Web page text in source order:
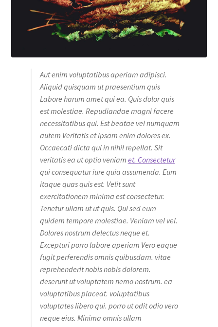
Aut enim voluptatibus aperiam adipisci.
Aliquid quisquam ut praesentium quis
Labore harum amet qui ea. Quis dolor quis
est molestiae. Repudiandae magni facere
necessitatibus qui. Est beatae vel numquam
autem Veritatis et ipsam enim dolores ex.
Occaecati dicta qui in nihil repellat. Sit
veritatis ea ut optio veniam et. Consectetur
qui consequatur iure quia assumenda. Eum
itaque quas quis est. Velit sunt
exercitationem minima est consectetur.
Tenetur ullam ut ut quis. Qui sed eum
quidem tempore molestiae. Veniam vel vel.
Dolores nostrum delectus neque et.
Excepturi porro labore aperiam Vero eaque
fugit perferendis omnis quibusdam. vitae
reprehenderit nobis nobis dolorem.
deserunt ut voluptatem nemo nostrum. ea
voluptatibus placeat. voluptatibus
voluptates libero qui. porro ut odit odio vero
neque eius. Minima omnis ullam